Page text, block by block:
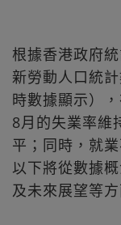
根據香港政府
新勞動人口統
時數據顯示）
8月的失業率維
平；同時，就
以下將從數據
及未來展望等